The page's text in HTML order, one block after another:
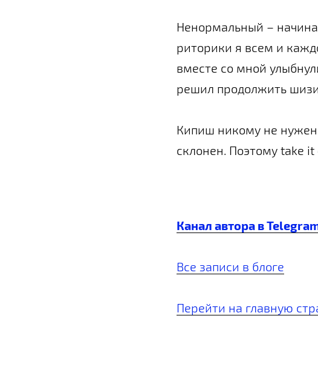
Ненормальный –
риторики я всем и
вместе со мной
решил продолжить
Кипиш никому не
склонен. Поэтому take it
Канал автора в
Все записи в блоге
Перейти на главную